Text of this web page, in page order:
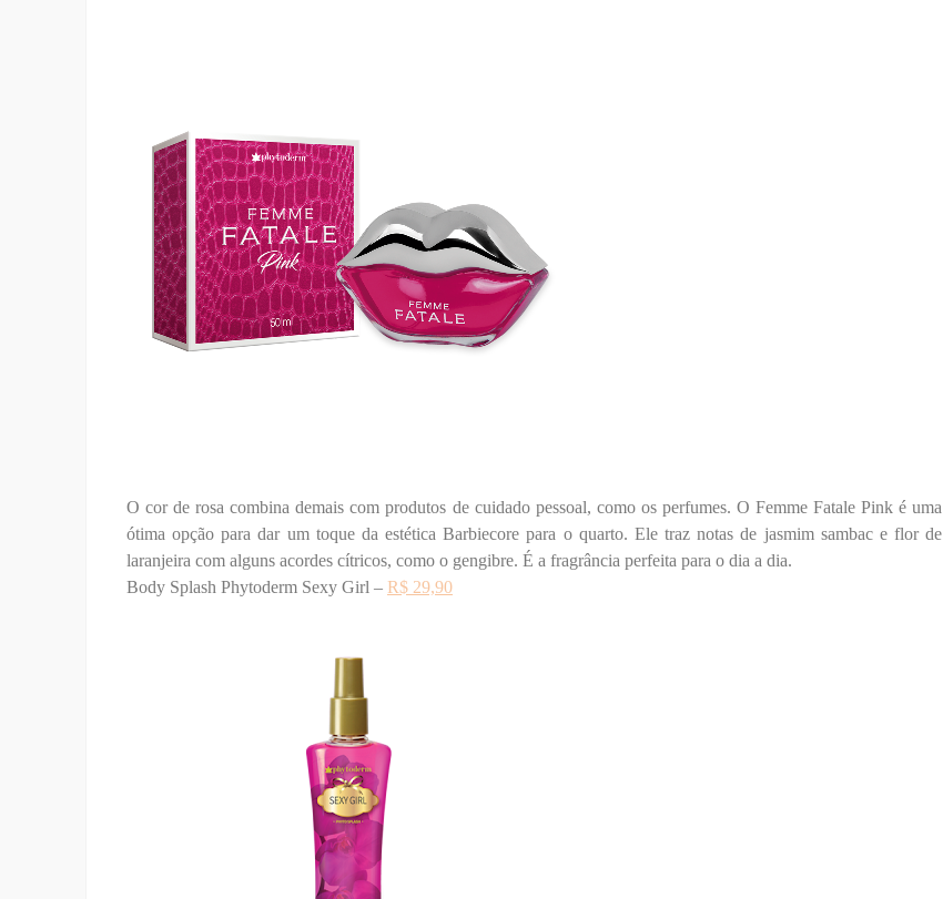
O cor de rosa combina demais com produtos de cuidado pessoal, como os perfumes. O Femme Fatale Pink é uma
ótima opção para dar um toque da estética Barbiecore para o quarto. Ele traz notas de jasmim sambac e flor de
laranjeira com alguns acordes cítricos, como o gengibre. É a fragrância perfeita para o dia a dia.
Body Splash Phytoderm Sexy Girl – R$ 29,90